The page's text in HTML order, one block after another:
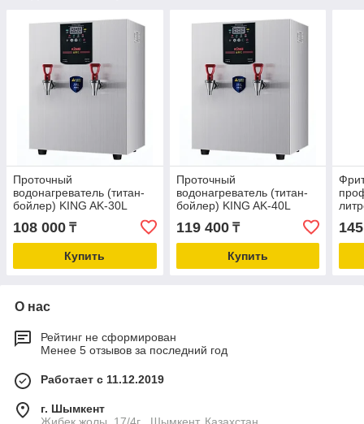
Проточный
водонагреватель (титан-
бойлер) KING AK-30L
108 000 ₸
Купить
Проточный
водонагреватель (титан-
бойлер) KING AK-40L
119 400₸
Купить
О нас
Рейтинг не сформирован
Менее 5 отзывов за последний год
Работает с 11.12.2019
г. Шымкент